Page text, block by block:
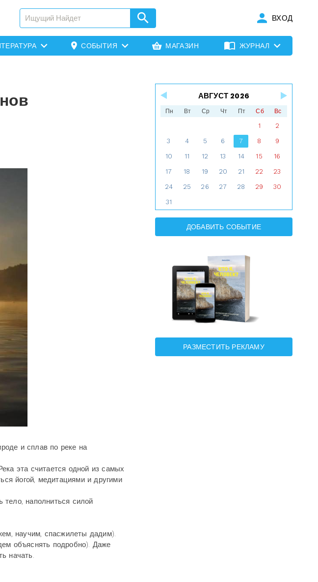
ВХОД
СОБЫТИЯ МАГАЗИН ЖУРНАЛ
и сплав по реке на
эта считается одной из самых
йогой, медитациями и другими
тело, наполниться силой
научим, спасжилеты дадим).
объяснять подробно). Даже
начать.
АВГУСТ 2026
Пн Вт Ср Чт Пт Сб Вс
1 2
3 4 5 6 7 8 9
10 11 12 13 14 15 16
17 18 19 20 21 22 23
24 25 26 27 28 29 30
31
ДОБАВИТЬ СОБЫТИЕ
РАЗМЕСТИТЬ РЕКЛАМУ